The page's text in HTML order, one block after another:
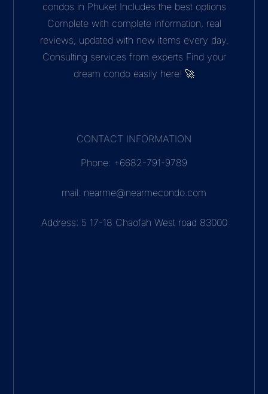
condos in Phuket Includes the best options
Complete with complete information, real
reviews, updated with new items every day.
Consulting services from experts Find your
dream condo easily here! 🚀
CONTACT INFORMATION
Phone: +6682-791-9789
mail: nearme@nearmecondo.com
Address: 5 17-18 Chaofah West road 83000